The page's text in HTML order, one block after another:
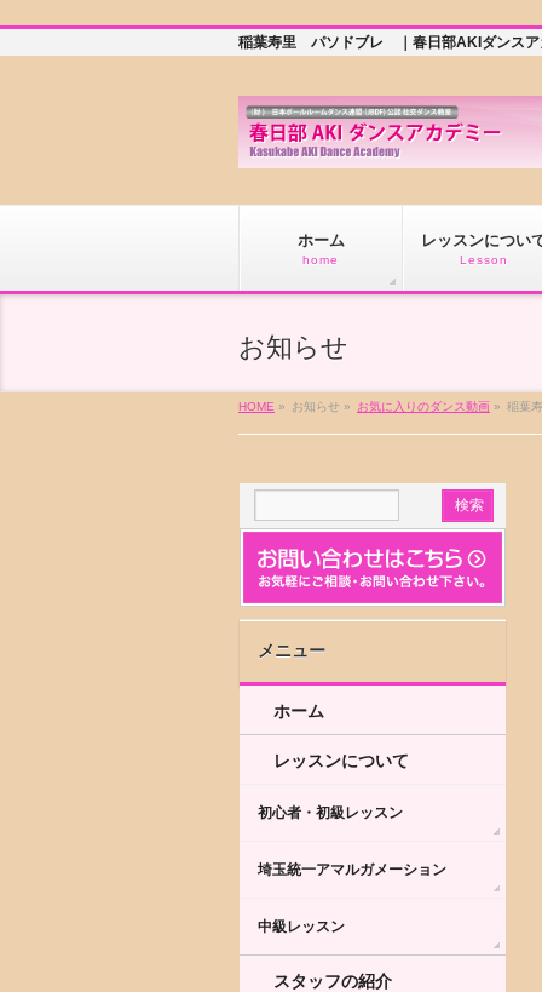
稲葉寿里 パソドブレ ｜春日部AKIダンスア
ホーム
home
レッスンについ
Lesson
お知らせ
HOME » お知らせ » お気に入りのダンス動画 » 稲葉
メニュー
ホーム
レッスンについて
初心者・初級レッスン
埼玉統一アマルガメーション
中級レッスン
スタッフの紹介